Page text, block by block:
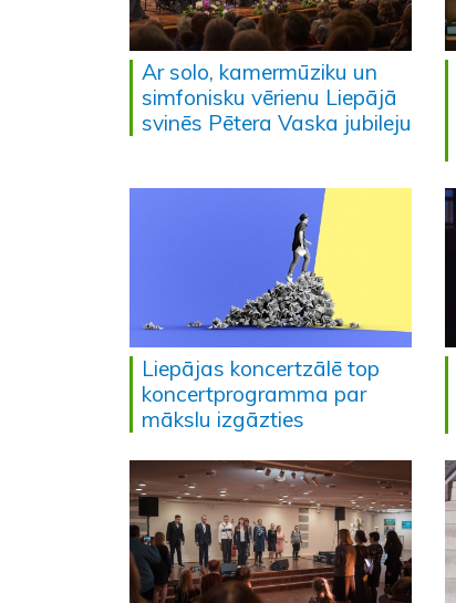
Ar solo, kamermūziku un
simfonisku vērienu Liepājā
svinēs Pētera Vaska jubileju
Liepājas koncertzālē top
koncertprogramma par
mākslu izgāzties